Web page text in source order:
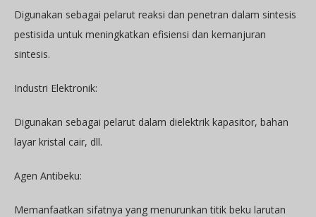
Digunakan sebagai pelarut reaksi dan penetran dalam sintesis
pestisida untuk meningkatkan efisiensi dan kemanjuran
sintesis.
Industri Elektronik:
Digunakan sebagai pelarut dalam dielektrik kapasitor, bahan
layar kristal cair, dll.
Agen Antibeku:
Memanfaatkan sifatnya yang menurunkan titik beku larutan